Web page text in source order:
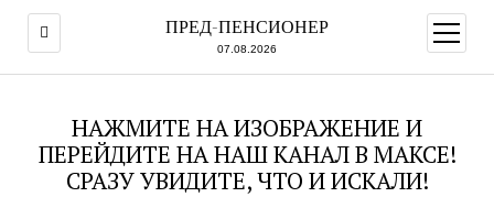
ПРЕД-ПЕНСИОНЕР
07.08.2026
меню
НАЖМИТЕ НА ИЗОБРАЖЕНИЕ И
ПЕРЕЙДИТЕ НА НАШ КАНАЛ В МАКСЕ!
СРАЗУ УВИДИТЕ, ЧТО И ИСКАЛИ!